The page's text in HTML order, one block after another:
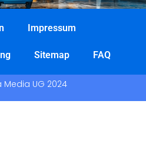
Impressum
Sitemap FAQ
Media UG 2024